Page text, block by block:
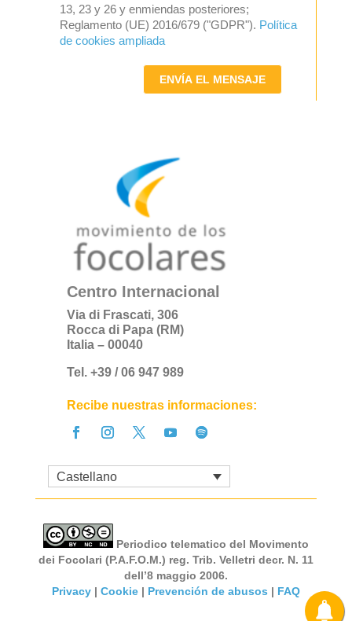
13, 23 y 26 y enmiendas posteriores;
Reglamento (UE) 2016/679 ("GDPR"). Política
de cookies ampliada
ENVÍA EL MENSAJE
Centro Internacional
Via di Frascati, 306
Rocca di Papa (RM)
Italia – 00040
Tel. +39 / 06 947 989
Recibe nuestras informaciones:
Castellano
Periodico telematico del Movimento
dei Focolari (P.A.F.O.M.) reg. Trib. Velletri decr. N. 11
dell’8 maggio 2006.
Privacy| Cookie| Prevención de abusos | FAQ